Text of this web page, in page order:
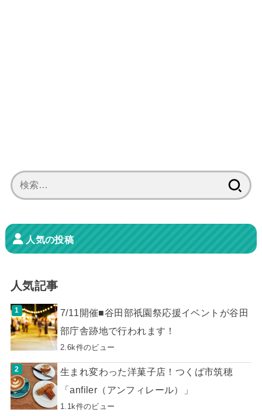
索:
人気の投稿
人気記事
7/11開催■谷田部祇園祭応援イベントが谷田
部庁舎跡地で行われます！
2.6k件のビュー
生まれ変わった洋菓子店！つくば市筑穂
「anfiler（アンフィレール）」
1.1k件のビュー